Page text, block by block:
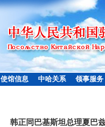
使馆信息 中哈关系 领事服务
韩正同巴基斯坦总理夏巴